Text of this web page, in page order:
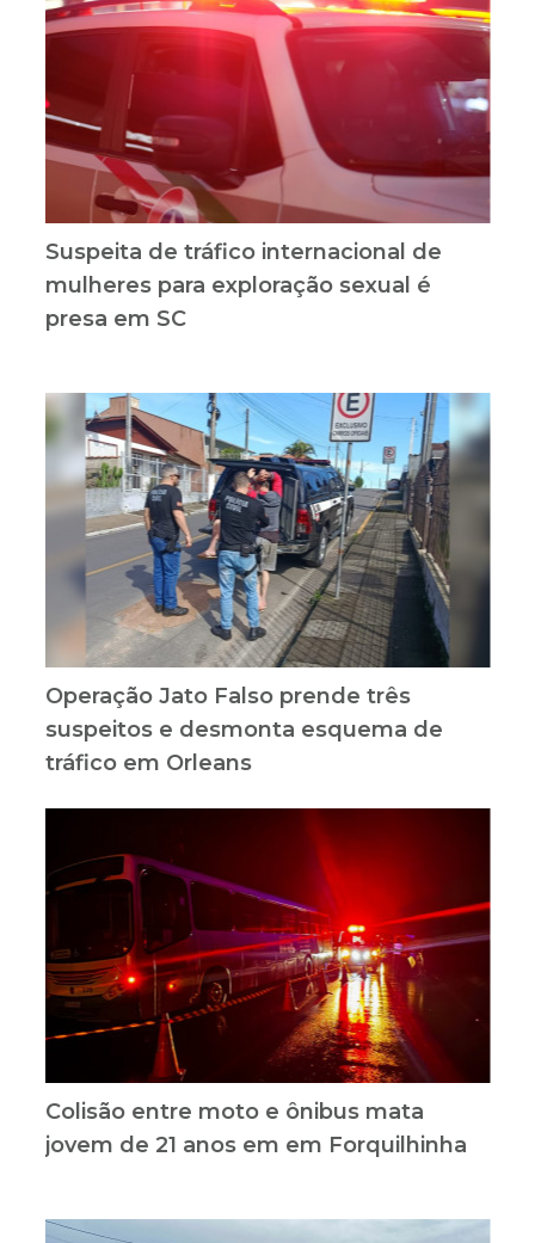
Suspeita de tráfico internacional de
mulheres para exploração sexual é
presa em SC
Operação Jato Falso prende três
suspeitos e desmonta esquema de
tráfico em Orleans
Colisão entre moto e ônibus mata
jovem de 21 anos em em Forquilhinha